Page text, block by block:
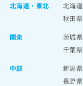
北海道 ・ 東北 北海道
秋田県
関東
茨城県
千葉県
中部
新潟県
長野県